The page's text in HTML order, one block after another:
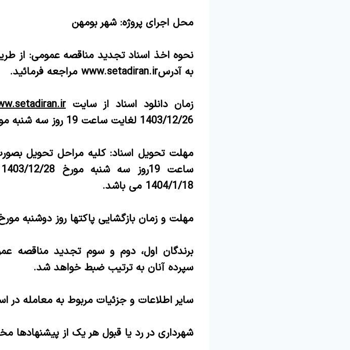
محل اجرای پروژه: شهر بومهن
نحوه اخذ اسناد تجدید مناقصه عمومی: از
به آدرسwww.setadiran.ir مراجعه فرمائید.
زمان دانلود اسناد از سایت
1403/12/26 لغایت ساعت 19 روز سه شنبه مورخ 1403/12/28 می باشد.
مهلت تحویل اسناد: کلیه مراحل تحویل
1404/1/18 می باشد.
مهلت و زمان بازگشایی پاکتها روز دوشنبه مورخ 1404/1/18 ساعت 15:00
برندگان اول، دوم و سوم تجدید مناقصه
سپرده آنان به ترتیب ضبط خواهد شد.
سایر اطلاعات و جزئیات مربوط به معامله
شهرداری در رد یا قبول هر یک از پیشنهادها